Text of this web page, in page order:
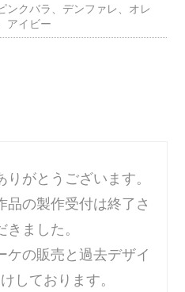
ンクバラ、デンファレ、オレ
アイビー
がとうございます。
品の製作受付は終了さ
ました。
ケの販売と過去デザイ
しております。